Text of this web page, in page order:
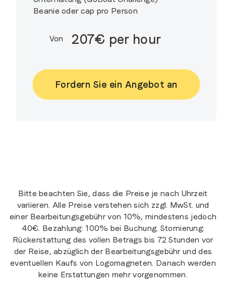
Beanie oder cap pro Person
Von 207€ per hour
Fordern Sie ein Angebot an
Bitte beachten Sie, dass die Preise je nach Uhrzeit
variieren. Alle Preise verstehen sich zzgl. MwSt. und
einer Bearbeitungsgebühr von 10%, mindestens jedoch
40€. Bezahlung: 100% bei Buchung. Stornierung:
Rückerstattung des vollen Betrags bis 72 Stunden vor
der Reise, abzüglich der Bearbeitungsgebühr und des
eventuellen Kaufs von Logomagneten. Danach werden
keine Erstattungen mehr vorgenommen.